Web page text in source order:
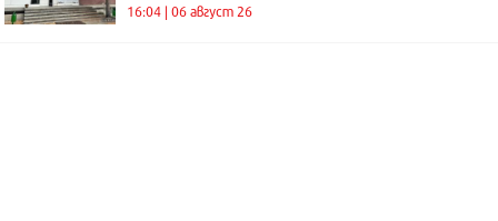
16:04 | 06 август 26